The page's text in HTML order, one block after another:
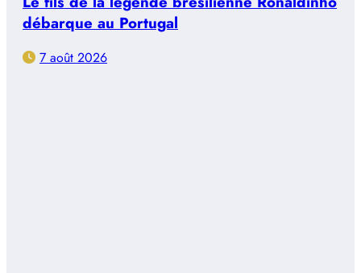
débarque au Portugal
7 août 2026